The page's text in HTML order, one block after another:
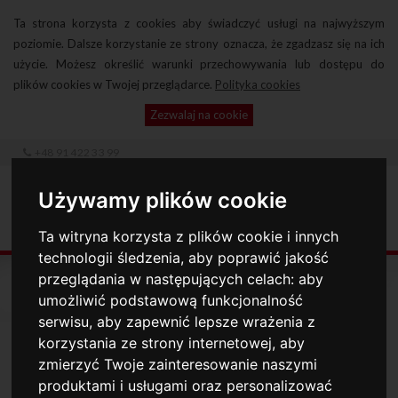
Używamy plików cookie
Ta witryna korzysta z plików cookie i innych
technologii śledzenia, aby poprawić jakość
przeglądania w następujących celach:aby
umożliwić podstawową funkcjonalność
serwisu,aby zapewnić lepsze wrażenia z
korzystania ze strony internetowej,aby
zmierzyć Twoje zainteresowanie naszymi
produktami i usługami oraz personalizować
Ta strona korzysta z cookies aby świadczyć usługi na najwyższym
poziomie. Dalsze korzystanie ze strony oznacza, że zgadzasz się na ich
użycie. Możesz określić warunki przechowywania lub dostępu do
plików cookies w Twojej przeglądarce. Polityka cookies
Zezwalaj na cookie
OFERTA
PROJEKT PLACU ZABAW
Jako producent placu zabaw oferujemy wyjątkowe produkty
wyposażenia placu zabaw. W naszej ofercie znajduje się m.in.